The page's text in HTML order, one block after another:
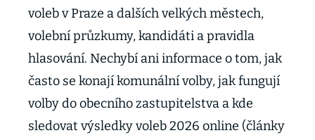
voleb v Praze a dalších velkých městech,
volební průzkumy, kandidáti a pravidla
hlasování. Nechybí ani informace o tom, jak
často se konají komunální volby, jak fungují
volby do obecního zastupitelstva a kde
sledovat výsledky voleb 2026 online (články